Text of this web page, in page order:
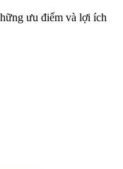
ưu điểm và lợi ích